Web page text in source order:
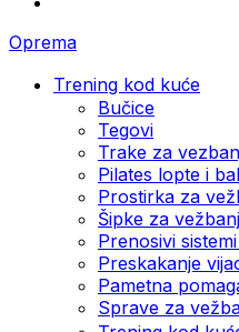
Oprema
Trening kod kuće
Bučice
Tegovi
Trake za
Pilates lopte i
Prostirka za
Šipke za
Prenosivi
Preskakanje
Pametna
Sprave za